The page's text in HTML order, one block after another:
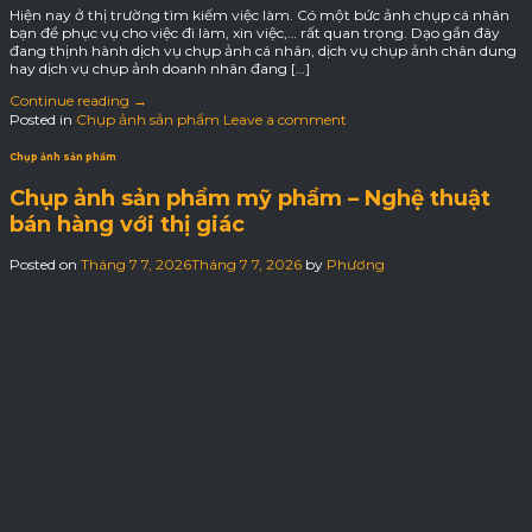
Hiện nay ở thị trường tìm kiếm việc làm. Có một bức ảnh chụp cá nhân
bạn để phục vụ cho việc đi làm, xin việc,… rất quan trọng. Dạo gần đây
đang thịnh hành dịch vụ chụp ảnh cá nhân, dịch vụ chụp ảnh chân dung
hay dịch vụ chụp ảnh doanh nhân đang […]
Continue reading →
Posted in Chụp ảnh sản phẩm Leave a comment
Chụp ảnh sản phẩm
Chụp ảnh sản phẩm mỹ phẩm – Nghệ thuật
bán hàng với thị giác
Posted on Tháng 7 7, 2026Tháng 7 7, 2026 by Phương